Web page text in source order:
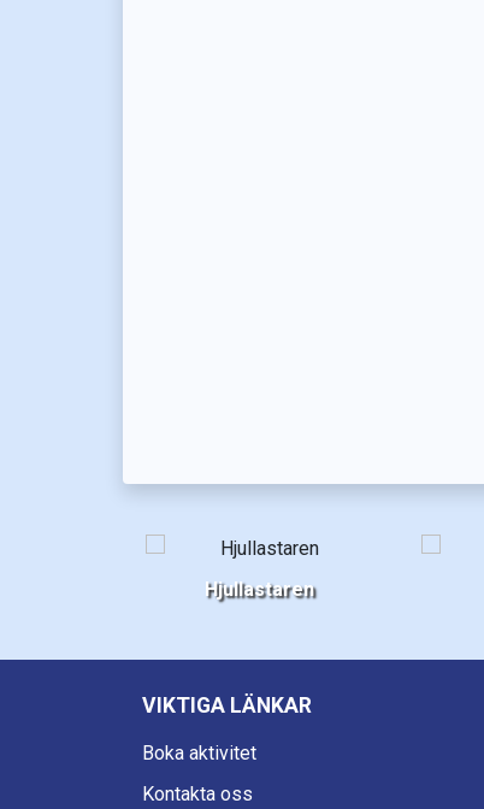
Hjullastaren
VIKTIGA LÄNKAR
Boka aktivitet
Kontakta oss